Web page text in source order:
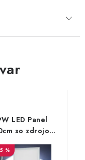
LED Panel
so zdrojom -
SLIM - 3960lm -
balenie
%